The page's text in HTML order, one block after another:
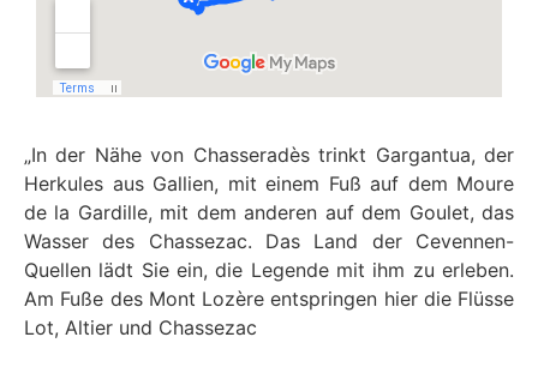
„In der Nähe von Chasseradès trinkt Gargantua, der
Herkules aus Gallien, mit einem Fuß auf dem Moure
de la Gardille, mit dem anderen auf dem Goulet, das
Wasser des Chassezac. Das Land der Cevennen-
Quellen lädt Sie ein, die Legende mit ihm zu erleben.
Am Fuße des Mont Lozère entspringen hier die Flüsse
Lot, Altier und Chassezac